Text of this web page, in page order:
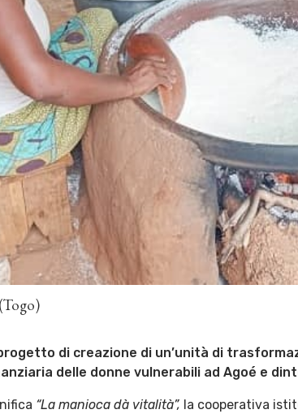
di creazione di un’unità di
delle donne vulnerabili ad Agoé e
“La manioca dà vitalità”, la cooperativa